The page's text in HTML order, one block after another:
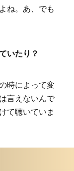
ね。あ、でも
いたり？
時によって変
言えないんで
て聴いていま